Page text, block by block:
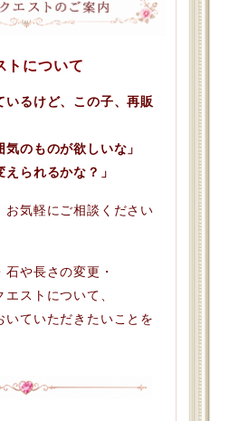
トについて
いるけど、この子、再販
気のものが欲しいな」
えられるかな？」
お気軽にご相談ください
や長さの変更・
ストについて、
いていただきたいことを